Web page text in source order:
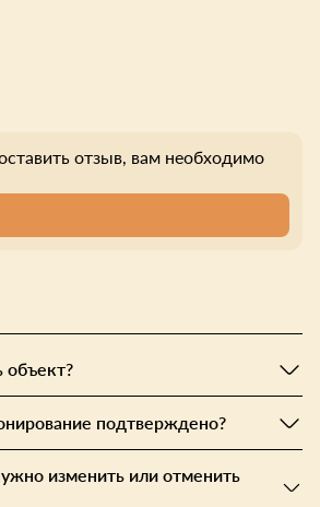
отзыв, вам необходимо
объект?
подтверждено?
изменить или отменить